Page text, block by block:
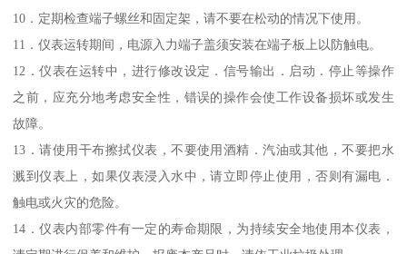
10．定期检查端子螺丝和固定架，请不要在松动的情况下使用。
11．仪表运转期间，电源入力端子盖须安装在端子板上以防触电。
12．仪表在运转中，进行修改设定．信号输出．启动．停止等操作
之前，应充分地考虑安全性，错误的操作会使工作设备损坏或发生
故障。
13．请使用干布擦拭仪表，不要使用酒精．汽油或其他，不要把水
溅到仪表上，如果仪表浸入水中，请立即停止使用，否则有漏电．
触电或火灾的危险。
14．仪表内部零件有一定的寿命期限，为持续安全地使用本仪表，